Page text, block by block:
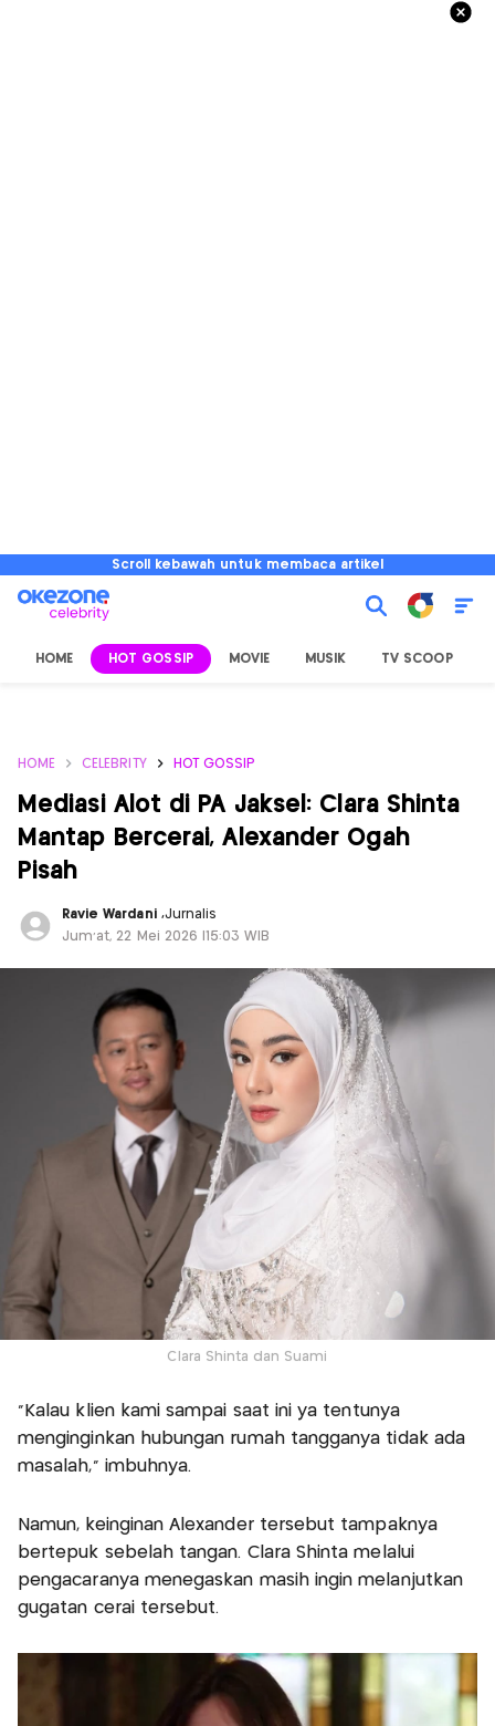
Scroll kebawah untuk membaca artikel
HOME HOT GOSSIP MOVIE MUSIK TV SCOOP
HOME CELEBRITY HOT GOSSIP
Mediasi Alot di PA Jaksel: Clara Shinta
Mantap Bercerai, Alexander Ogah
Pisah
Ravie Wardani ,Jurnalis
Jum'at, 22 Mei 2026 |15:03 WIB
Clara Shinta dan Suami
"Kalau klien kami sampai saat ini ya tentunya
menginginkan hubungan rumah tangganya tidak ada
masalah," imbuhnya.
Namun, keinginan Alexander tersebut tampaknya
bertepuk sebelah tangan. Clara Shinta melalui
pengacaranya menegaskan masih ingin melanjutkan
gugatan cerai tersebut.